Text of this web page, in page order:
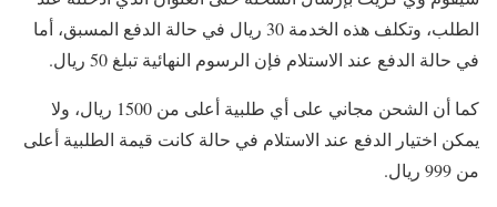
الطلب، وتكلف هذه الخدمة 30 ريال في حالة الدفع المسبق، أما
في حالة الدفع عند الاستلام فإن الرسوم النهائية تبلغ 50 ريال.
كما أن الشحن مجاني على أي طلبية أعلى من 1500 ريال، ولا
يمكن اختيار الدفع عند الاستلام في حالة كانت قيمة الطلبية أعلى
من 999 ريال.